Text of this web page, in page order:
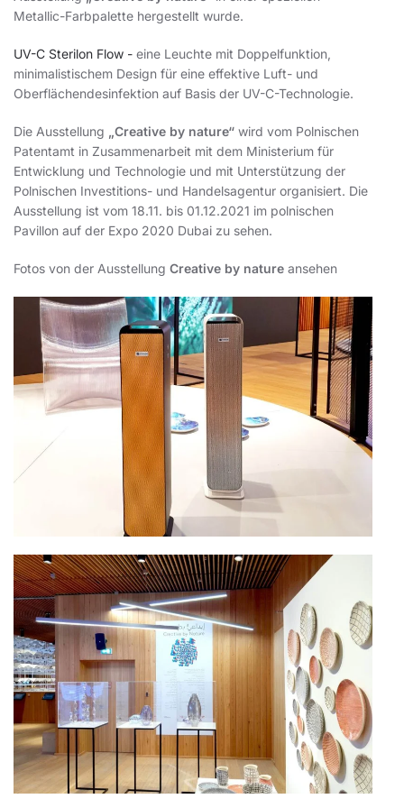
Metallic-Farbpalette hergestellt wurde.
UV-C Sterilon Flow - eine Leuchte mit Doppelfunktion,
minimalistischem Design für eine effektive Luft- und
Oberflächendesinfektion auf Basis der UV-C-Technologie.
Die Ausstellung „Creative by nature“ wird vom Polnischen
Patentamt in Zusammenarbeit mit dem Ministerium für
Entwicklung und Technologie und mit Unterstützung der
Polnischen Investitions- und Handelsagentur organisiert. Die
Ausstellung ist vom 18.11. bis 01.12.2021 im polnischen
Pavillon auf der Expo 2020 Dubai zu sehen.
Fotos von der Ausstellung Creative by nature ansehen